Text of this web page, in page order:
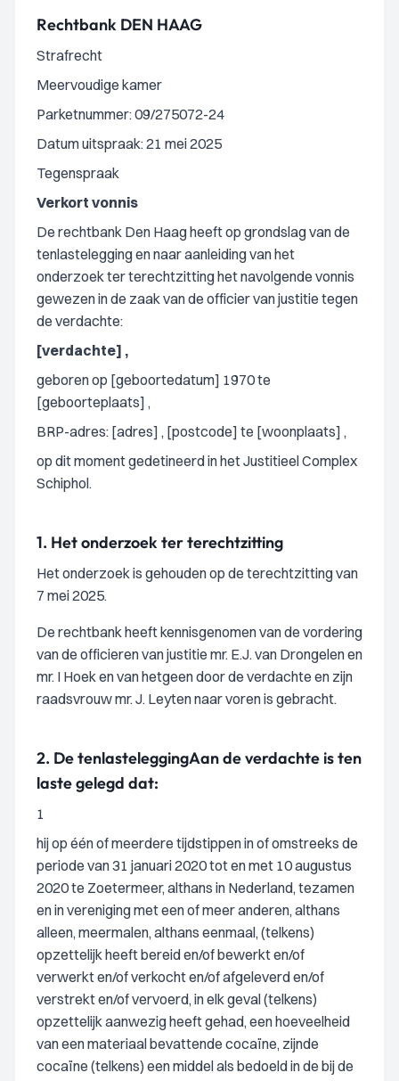
Rechtbank DEN HAAG
Strafrecht
Meervoudige kamer
Parketnummer: 09/275072-24
Datum uitspraak: 21 mei 2025
Tegenspraak
Verkort vonnis
De rechtbank Den Haag heeft op grondslag van de
tenlastelegging en naar aanleiding van het
onderzoek ter terechtzitting het navolgende vonnis
gewezen in de zaak van de officier van justitie tegen
de verdachte:
[verdachte] ,
geboren op [geboortedatum] 1970 te
[geboorteplaats] ,
BRP-adres: [adres] , [postcode] te [woonplaats] ,
op dit moment gedetineerd in het Justitieel Complex
Schiphol.
1. Het onderzoek ter terechtzitting
Het onderzoek is gehouden op de terechtzitting van
7 mei 2025.
De rechtbank heeft kennisgenomen van de vordering
van de officieren van justitie mr. E.J. van Drongelen en
mr. I Hoek en van hetgeen door de verdachte en zijn
raadsvrouw mr. J. Leyten naar voren is gebracht.
2. De tenlasteleggingAan de verdachte is ten
laste gelegd dat:
1
hij op één of meerdere tijdstippen in of omstreeks de
periode van 31 januari 2020 tot en met 10 augustus
2020 te Zoetermeer, althans in Nederland, tezamen
en in vereniging met een of meer anderen, althans
alleen, meermalen, althans eenmaal, (telkens)
opzettelijk heeft bereid en/of bewerkt en/of
verwerkt en/of verkocht en/of afgeleverd en/of
verstrekt en/of vervoerd, in elk geval (telkens)
opzettelijk aanwezig heeft gehad, een hoeveelheid
van een materiaal bevattende cocaïne, zijnde
cocaïne (telkens) een middel als bedoeld in de bij de